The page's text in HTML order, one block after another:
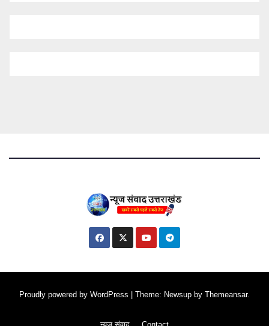
Proudly powered by WordPress | Theme: Newsup by Themeansar.